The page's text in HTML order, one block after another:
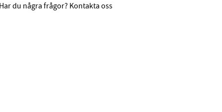
du några frågor? Kontakta oss